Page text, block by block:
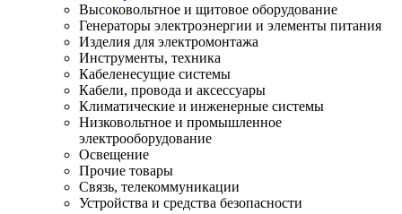
Высоковольтное и щитовое оборудование
Генераторы электроэнергии и элементы питания
Изделия для электромонтажа
Инструменты, техника
Кабеленесущие системы
Кабели, провода и аксессуары
Климатические и инженерные системы
Низковольтное и промышленное
электрооборудование
Освещение
Прочие товары
Связь, телекоммуникации
Устройства и средства безопасности